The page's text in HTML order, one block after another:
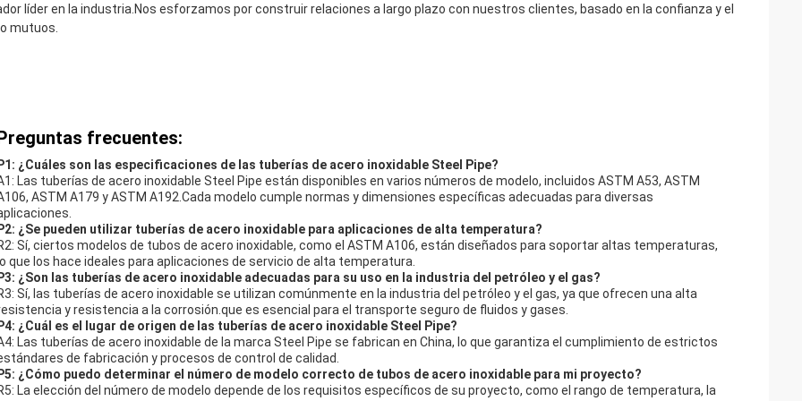
líder en la industria.Nos esforzamos por construir relaciones a largo plazo con nuestros clientes, basado en la confianza y el
mutuos.
frecuentes:
P1: ¿Cuáles son las especificaciones de las tuberías de acero inoxidable Steel Pipe?
Las tuberías de acero inoxidable Steel Pipe están disponibles en varios números de modelo, incluidos ASTM A53, ASTM
ASTM A179 y ASTM A192.Cada modelo cumple normas y dimensiones específicas adecuadas para diversas
P2: ¿Se pueden utilizar tuberías de acero inoxidable para aplicaciones de alta temperatura?
Sí, ciertos modelos de tubos de acero inoxidable, como el ASTM A106, están diseñados para soportar altas temperaturas,
lo que los hace ideales para aplicaciones de servicio de alta temperatura.
P3: ¿Son las tuberías de acero inoxidable adecuadas para su uso en la industria del petróleo y el gas?
Sí, las tuberías de acero inoxidable se utilizan comúnmente en la industria del petróleo y el gas, ya que ofrecen una alta
y resistencia a la corrosión.que es esencial para el transporte seguro de fluidos y gases.
P4: ¿Cuál es el lugar de origen de las tuberías de acero inoxidable Steel Pipe?
Las tuberías de acero inoxidable de la marca Steel Pipe se fabrican en China, lo que garantiza el cumplimiento de estrictos
de fabricación y procesos de control de calidad.
P5: ¿Cómo puedo determinar el número de modelo correcto de tubos de acero inoxidable para mi proyecto?
La elección del número de modelo depende de los requisitos específicos de su proyecto, como el rango de temperatura, la